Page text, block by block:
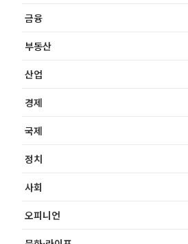
금융
부동산
산업
경제
국제
정치
사회
오피니언